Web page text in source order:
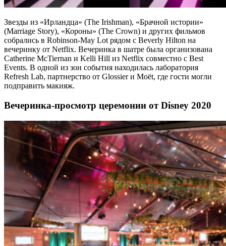
Звезды из «Ирландца» (The Irishman), «Брачной истории»
(Marriage Story), «Короны» (The Crown) и других фильмов
собрались в Robinson-May Lot рядом с Beverly Hilton на
вечеринку от Netflix. Вечеринка в шатре была организована
Catherine McTiernan и Kelli Hill из Netflix совместно с Best
Events. В одной из зон события находилась лаборатория
Refresh Lab, партнерство от Glossier и Moët, где гости могли
подправить макияж.
Вечеринка-просмотр церемонии от Disney 2020